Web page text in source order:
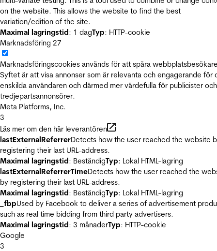
on the website. This allows the website to find the best
variation/edition of the site.
Maximal lagringstid: 1 dagTyp: HTTP-cookie
Marknadsföring 27
Marknadsföringscookies används för att spåra
Syftet är att visa annonser som är relevanta och engagerande för
enskilda användaren och därmed mer värdefulla för publicister och
tredjepartsannonsörer.
Meta Platforms, Inc.
3
Läs mer om den här leverantören
lastExternalReferrerDetects how the user reached the website
registering their last URL-address.
Maximal lagringstid: BeständigTyp: Lokal HTML-lagring
lastExternalReferrerTimeDetects how the user reached the
by registering their last URL-address.
Maximal lagringstid: BeständigTyp: Lokal HTML-lagring
_fbpUsed by Facebook to deliver a series of advertisement
such as real time bidding from third party advertisers.
Maximal lagringstid: 3 månaderTyp: HTTP-cookie
Google
3